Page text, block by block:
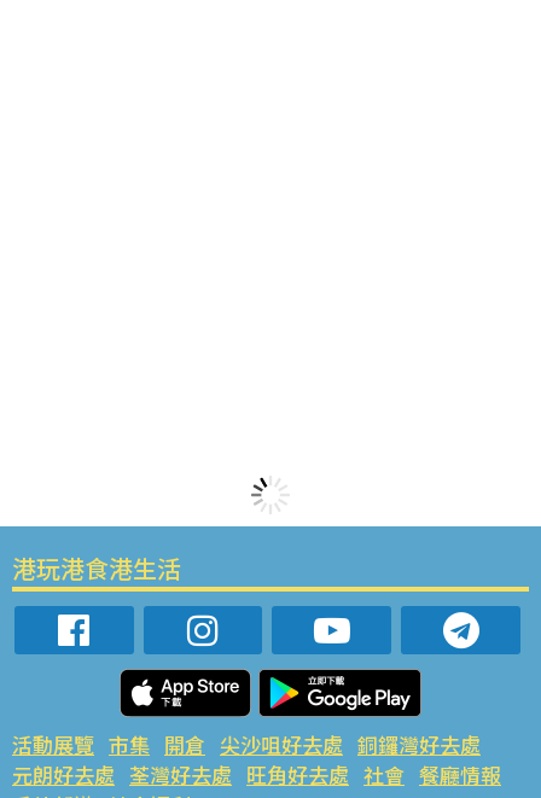
港玩港食港生活
活動展覽 市集 開倉 尖沙咀好去處 銅鑼灣好去處
元朗好去處 荃灣好去處 旺角好去處 社會 餐廳情報